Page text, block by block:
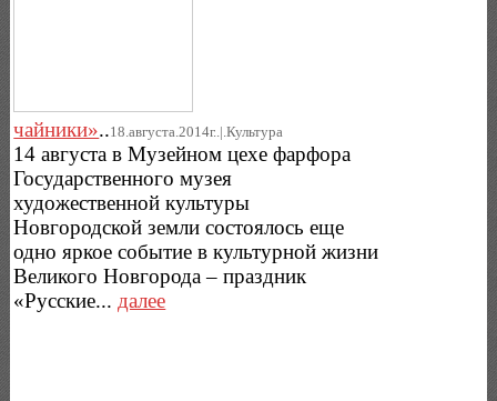
чайники»..18.августа.2014г..|.Культура
14 августа в Музейном цехе фарфора
Государственного музея
художественной культуры
Новгородской земли состоялось еще
одно яркое событие в культурной жизни
Великого Новгорода – праздник
«Русские... далее